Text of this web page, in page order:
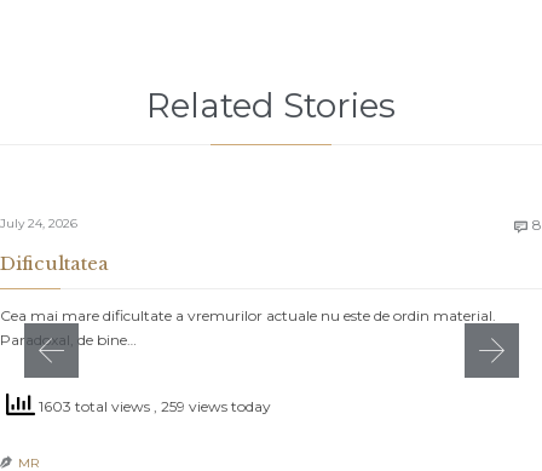
Related Stories
July 24, 2026  8
Dificultatea
Cea mai mare dificultate a vremurilor actuale nu este de ordin material.
Paradoxal, de bine…
1603 total views , 259 views today
 MR